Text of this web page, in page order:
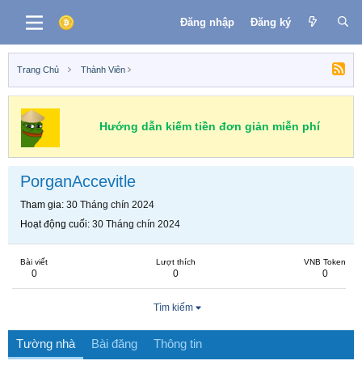
Đăng nhập Đăng ký
Trang Chủ Thành Viên
Hướng dẫn kiếm tiền đơn giản miễn phí
PorganAccevitle
Tham gia 30 Tháng chín 2024
Hoạt động cuối 30 Tháng chín 2024
Bài viết
0
Lượt thích
0
VNB Token
0
Tìm kiếm
Tường nhà Bài đăng Thông tin